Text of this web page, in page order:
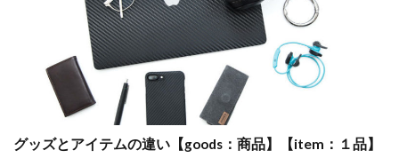
グッズとアイテムの違い【goods：商品】【item：１品】